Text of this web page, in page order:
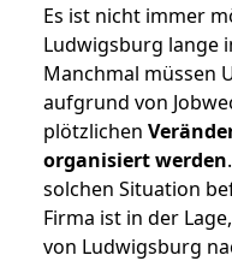
Es ist nicht immer
Ludwigsburg lange
Manchmal müssen
aufgrund von
plötzlichen
organisiert werden
solchen Situation
Firma ist in der
von Ludwigsburg